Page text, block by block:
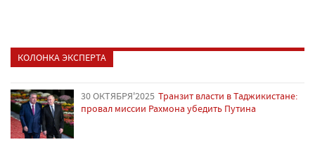
КОЛОНКА ЭКСПЕРТА
30 ОКТЯБРЯ'2025 Транзит власти в Таджикистане:
провал миссии Рахмона убедить Путина